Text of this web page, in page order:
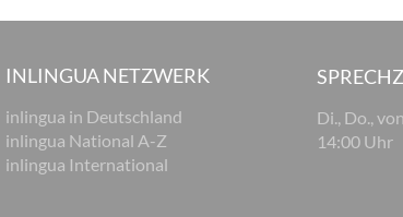
INLINGUA NETZWERK
inlingua in Deutschland
inlingua National A-Z
inlingua International
Di., Do.,
14:00 Uhr